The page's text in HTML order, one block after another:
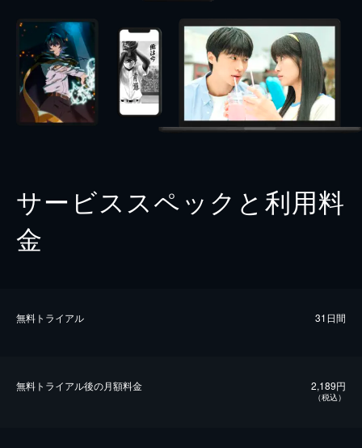
サービススペックと利用料
金
無料トライアル 31日間
無料トライアル後の⽉額料金 2,189円
（税込）